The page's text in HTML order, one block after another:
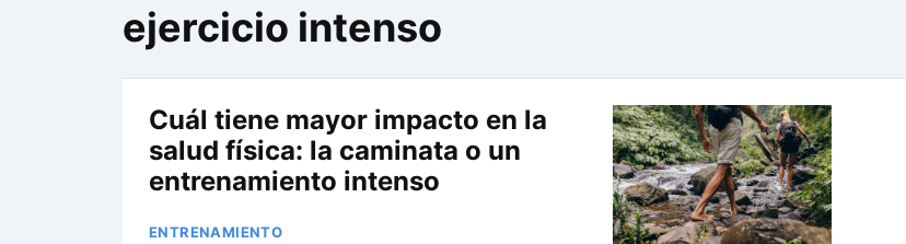
ejercicio intenso
Cuál tiene mayor impacto en la
salud física: la caminata o un
entrenamiento intenso
ENTRENAMIENTO